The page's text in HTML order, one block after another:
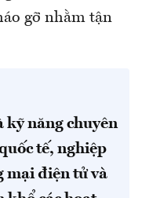
gỡ nhằm tận
kỹ năng chuyên
tế, nghiệp
mại điện tử và